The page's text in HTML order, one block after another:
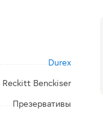
Durex
Reckitt Benckiser
Презервативы